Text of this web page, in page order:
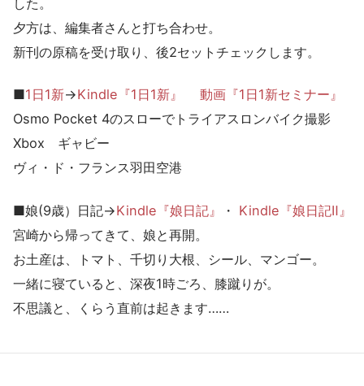
夕方は、編集者さんと打ち合わせ。
新刊の原稿を受け取り、後2セットチェックします。
■1日1新→Kindle『1日1新』
動画『1日1新セミナー』
Osmo Pocket 4のスローでトライアスロンバイク撮影
Xbox ギャビー
ヴィ・ド・フランス羽田空港
■娘(9歳）日記→Kindle『娘日記』 ・ Kindle『娘日記Ⅱ』
宮崎から帰ってきて、娘と再開。
お土産は、トマト、千切り大根、シール、マンゴー。
一緒に寝ていると、深夜1時ごろ、膝蹴りが。
不思議と、くらう直前は起きます……